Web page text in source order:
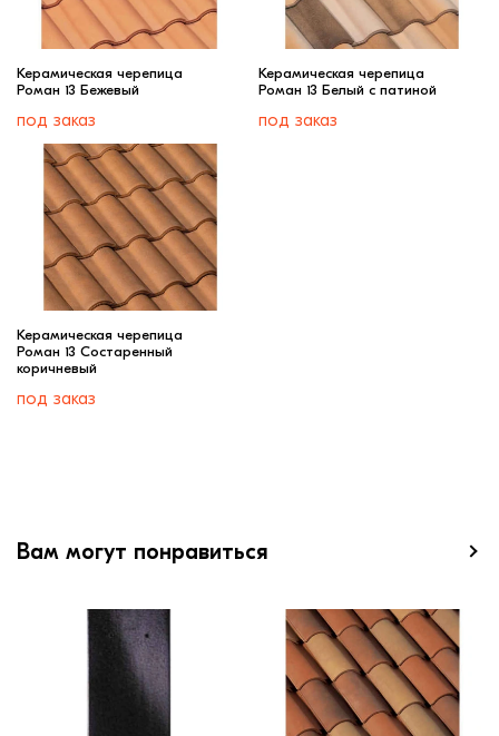
Керамическая черепица
Роман 13 Бежевый
под заказ
Керамическая черепица
Роман 13 Белый с патиной
под заказ
Керамическая черепица
Роман 13 Состаренный
коричневый
под заказ
Вам могут понравиться